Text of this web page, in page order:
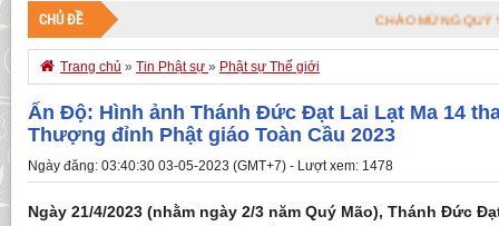
CHỦ ĐỀ CHÀO MỪNG QUÝ VỊ ĐÃ GHÉ THĂM
 Trang chủ » Tin Phật sự » Phật sự Thế giới
Ấn Độ: Hình ảnh Thánh Đức Đạt Lai Lạt Ma 14
Thượng đỉnh Phật giáo Toàn Cầu 2023
Ngày đăng: 03:40:30 03-05-2023 (GMT+7) - Lượt xem: 1478
Ngày 21/4/2023 (nhằm ngày 2/3 năm Quý Mão), Thánh Đức